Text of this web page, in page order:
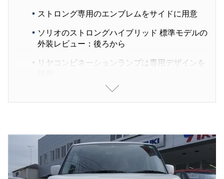
ストロング専用のエンブレムをサイドに用意
ソリオのストロングハイブリッド 標準モデルの
外装レビュー：後ろから
リヤコンビネーションランプは専用デザインを